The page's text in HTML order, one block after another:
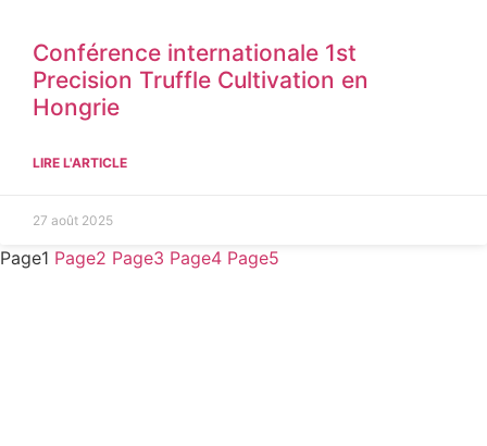
Conférence internationale 1st
Precision Truffle Cultivation en
Hongrie
LIRE L'ARTICLE
27 août 2025
Page1 Page2 Page3 Page4 Page5